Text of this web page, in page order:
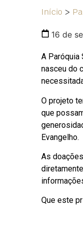
Início >
16 de
A Paróquia
nasceu do
O projeto
que
Evangelho.
As
Que este